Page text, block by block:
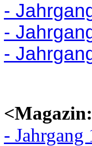
-
-
-
- Jahrgang